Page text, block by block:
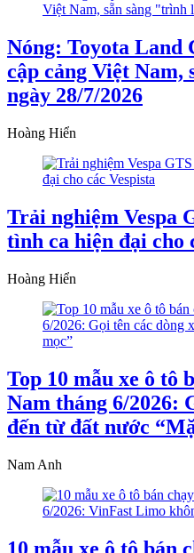
Nóng: Toyota Land
cập cảng Việt
ngày 28/7/2026
Hoàng Hiển
Trải nghiệm Vespa
tình ca hiện đại cho
Hoàng Hiển
Top 10 mẫu xe ô tô
Nam tháng 6/2026:
đến từ đất nước
Nam Anh
10 mẫu xe ô tô bán